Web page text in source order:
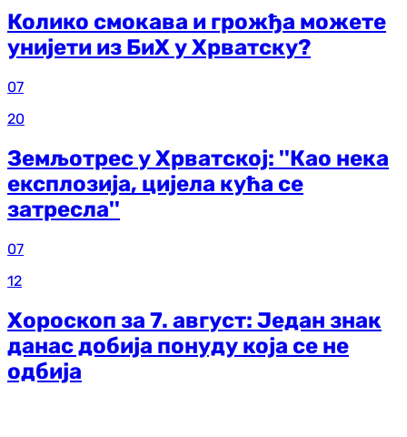
Колико смокава и грожђа можете
унијети из БиХ у Хрватску?
07
20
Земљотрес у Хрватској: ''Као нека
експлозија, цијела кућа се
затресла''
07
12
Хороскоп за 7. август: Један знак
данас добија понуду која се не
одбија